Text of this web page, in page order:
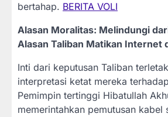
bertahap. BERITA VOLI
Alasan Moralitas: Melindungi
Alasan Taliban Matikan Internet
Inti dari keputusan Taliban
interpretasi ketat mereka
Pemimpin tertinggi Hibatullah
memerintahkan pemutusan kabel